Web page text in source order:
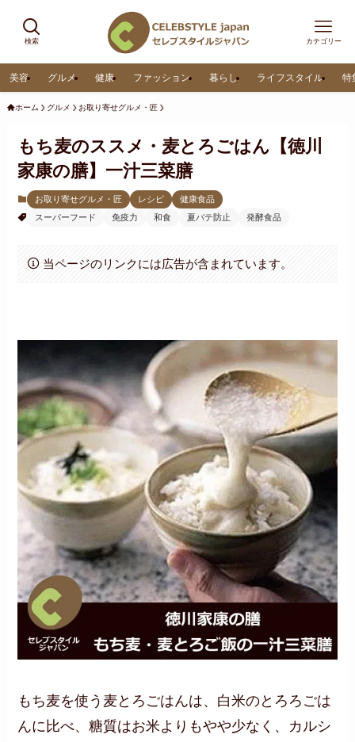
検索 カテゴリー
美容 グルメ 健康 ファッション 暮らし ライフスタイル 特
ホーム グルメ お取り寄せグルメ・匠
もち麦のススメ・麦とろごはん【徳川
家康の膳】一汁三菜膳
お取り寄せグルメ・匠 レシピ
健康食品
スーパーフード
免疫力 和食 夏バテ防止 発酵食品
当ページのリンクには広告が含まれています。
もち麦を使う麦とろごはんは、白米のとろろごは
んに比べ、糖質はお米よりもやや少なく、カルシ